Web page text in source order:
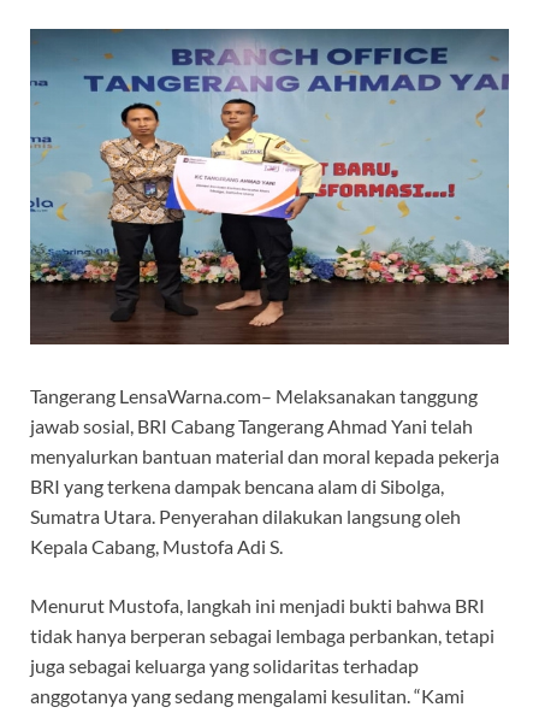
Tangerang LensaWarna.com– Melaksanakan tanggung
jawab sosial, BRI Cabang Tangerang Ahmad Yani telah
menyalurkan bantuan material dan moral kepada pekerja
BRI yang terkena dampak bencana alam di Sibolga,
Sumatra Utara. Penyerahan dilakukan langsung oleh
Kepala Cabang, Mustofa Adi S.
Menurut Mustofa, langkah ini menjadi bukti bahwa BRI
tidak hanya berperan sebagai lembaga perbankan, tetapi
juga sebagai keluarga yang solidaritas terhadap
anggotanya yang sedang mengalami kesulitan. “Kami